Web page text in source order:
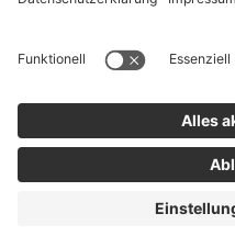
Lieferkette
Barrierefreiheitserklärung
Code of Conduct